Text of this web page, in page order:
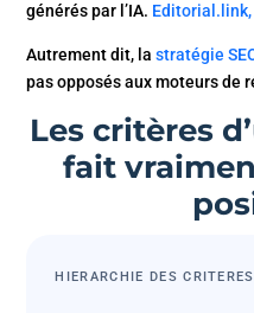
générés par l’IA.
Autrement dit, lastratégie
pas opposés aux moteurs de
Les critères
fait
HIERARCHIE DES